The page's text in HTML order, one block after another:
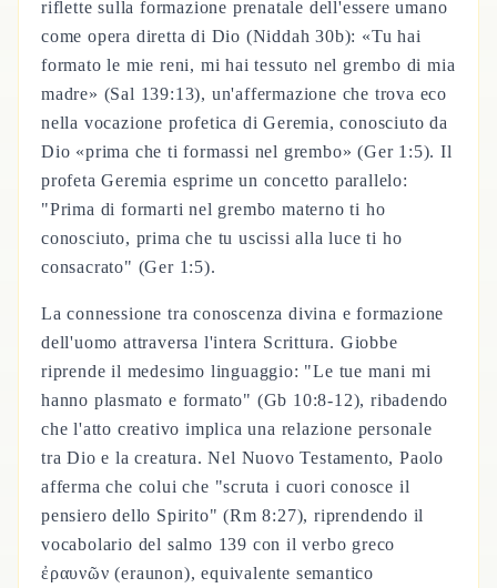
riflette sulla formazione prenatale dell'essere umano
come opera diretta di Dio (Niddah 30b): «Tu hai
formato le mie reni, mi hai tessuto nel grembo di mia
madre» (Sal 139:13), un'affermazione che trova eco
nella vocazione profetica di Geremia, conosciuto da
Dio «prima che ti formassi nel grembo» (Ger 1:5). Il
profeta Geremia esprime un concetto parallelo:
"Prima di formarti nel grembo materno ti ho
conosciuto, prima che tu uscissi alla luce ti ho
consacrato" (Ger 1:5).
La connessione tra conoscenza divina e formazione
dell'uomo attraversa l'intera Scrittura. Giobbe
riprende il medesimo linguaggio: "Le tue mani mi
hanno plasmato e formato" (Gb 10:8-12), ribadendo
che l'atto creativo implica una relazione personale
tra Dio e la creatura. Nel Nuovo Testamento, Paolo
afferma che colui che "scruta i cuori conosce il
pensiero dello Spirito" (Rm 8:27), riprendendo il
vocabolario del salmo 139 con il verbo greco
ἐραυνῶν (eraunon), equivalente semantico